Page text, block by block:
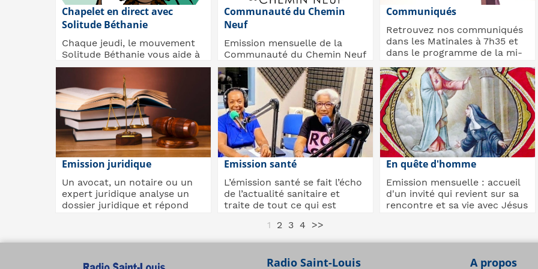
Chapelet en direct avec
Solitude Béthanie
Chaque jeudi, le mouvement
Solitude Béthanie vous aide à
prier le chapelet, les Mystères
Communauté du Chemin
Neuf
Emission mensuelle de la
Communauté du Chemin Neuf
chaque 3ème vendredi du
mois : l'actualité de...
Communiqués
Retrouvez nos communiqués
dans les Matinales à 7h35 et
dans le programme de la mi-
Emission juridique
Un avocat, un notaire ou un
expert juridique analyse un
dossier juridique et répond
Emission santé
L’émission santé se fait l’écho
de l’actualité sanitaire et
traite de tout ce qui est
En quête d'homme
Emission mensuelle : accueil
d'un invité qui revient sur sa
rencontre et sa vie avec Jésus
1 2 3 4 >>
Radio Saint-Louis A propos